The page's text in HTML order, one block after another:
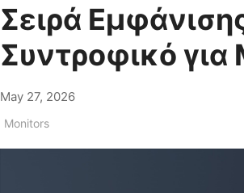
Σειρά
Συντροφικό για
May 27, 2026
Monitors